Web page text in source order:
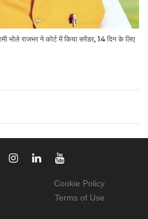
भोले राजभर ने कोर्ट में किया सरेंडर, 14 दिन के लिए
Cookie Policy
Terms of Use